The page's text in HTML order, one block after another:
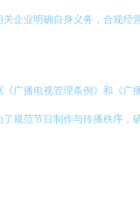
企业明确自身义务，合规经营
广播电视管理条例》和《
范节目制作与传播秩序，